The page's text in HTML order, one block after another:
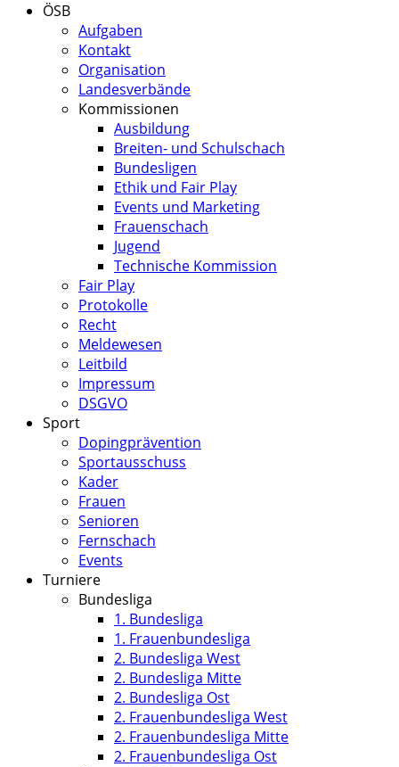
ÖSB
Aufgaben
Kontakt
Organisation
Landesverbände
Kommissionen
Ausbildung
Breiten- und Schulschach
Bundesligen
Ethik und Fair Play
Events und Marketing
Frauenschach
Jugend
Technische Kommission
Fair Play
Protokolle
Recht
Meldewesen
Leitbild
Impressum
DSGVO
Sport
Dopingprävention
Sportausschuss
Kader
Frauen
Senioren
Fernschach
Events
Turniere
Bundesliga
1. Bundesliga
1. Frauenbundesliga
2. Bundesliga West
2. Bundesliga Mitte
2. Bundesliga Ost
2. Frauenbundesliga West
2. Frauenbundesliga Mitte
2. Frauenbundesliga Ost